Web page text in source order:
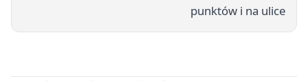
punktów i na ulice